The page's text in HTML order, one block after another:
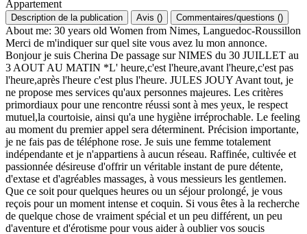
Appartement
Description de la publication Avis () Commentaires/questions ()
About me: 30 years old Women from Nimes, Languedoc-Roussillon
Merci de m'indiquer sur quel site vous avez lu mon annonce.
Bonjour je suis Cherina De passage sur NIMES du 30 JUILLET au
3 AOUT AU MATIN *L' heure,c'est l'heure,avant l'heure,c'est pas
l'heure,après l'heure c'est plus l'heure. JULES JOUY Avant tout, je
ne propose mes services qu'aux personnes majeures. Les critères
primordiaux pour une rencontre réussi sont à mes yeux, le respect
mutuel,la courtoisie, ainsi qu'a une hygiène irréprochable. Le feeling
au moment du premier appel sera déterminent. Précision importante,
je ne fais pas de téléphone rose. Je suis une femme totalement
indépendante et je n'appartiens à aucun réseau. Raffinée, cultivée et
passionnée désireuse d'offrir un véritable instant de pure détente,
d'extase et d'agréables massages, à vous messieurs les gentlemen.
Que ce soit pour quelques heures ou un séjour prolongé, je vous
reçois pour un moment intense et coquin. Si vous êtes à la recherche
de quelque chose de vraiment spécial et un peu différent, un peu
d'aventure et d'érotisme pour vous aider à oublier vos soucis